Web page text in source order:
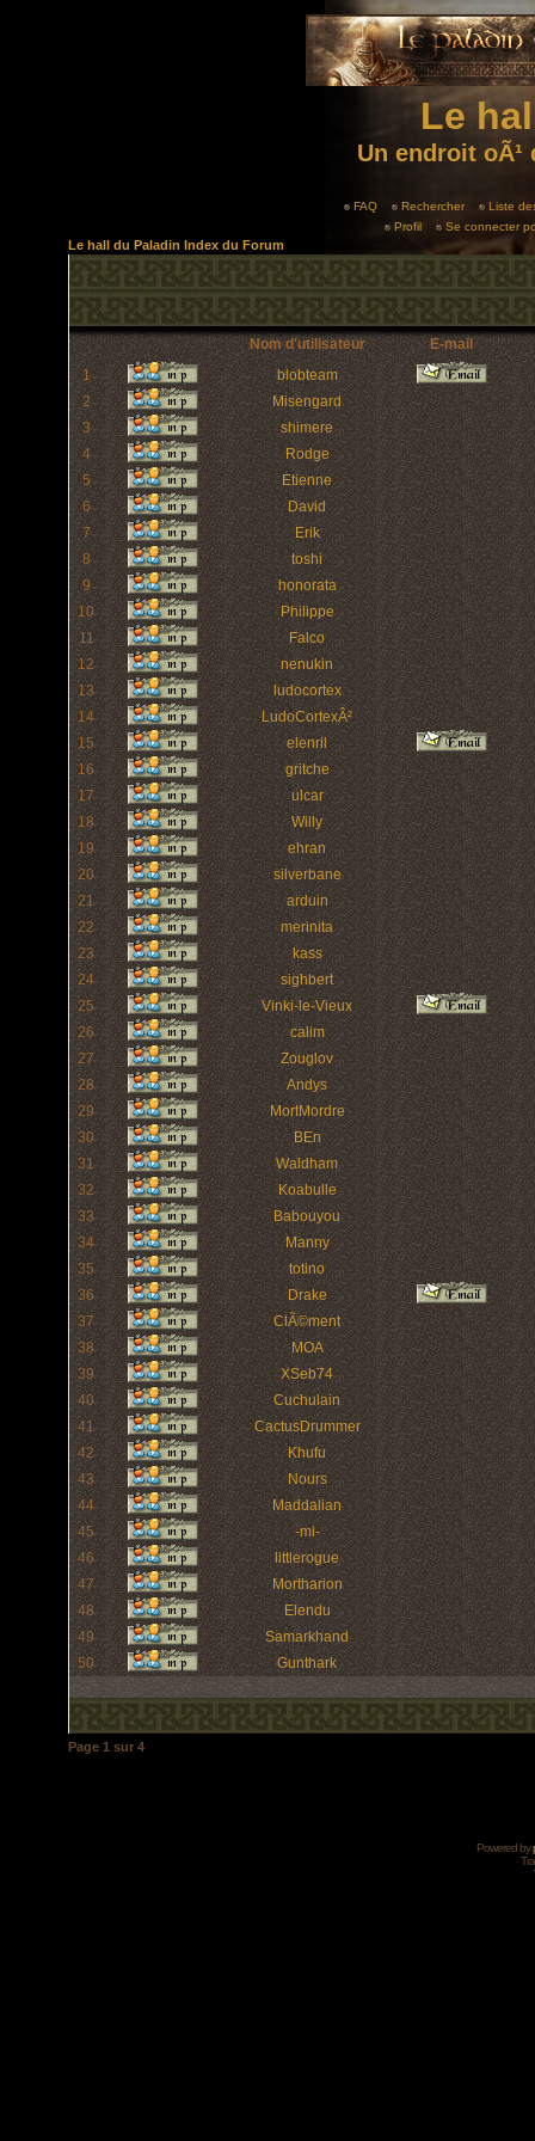
Le
Un endroit
FAQ Rechercher
Liste
Profil
Se connecter
Le hall du Paladin Index du Forum
Nom d'utilisateur
E-mail
1
blobteam
2
Misengard
3
shimere
4
Rodge
5
Etienne
6
David
7
Erik
8
toshi
9
honorata
10
Philippe
11
Falco
12
nenukin
13
ludocortex
14
LudoCortexÂ²
15
elenril
16
gritche
17
ulcar
18
Willy
19
ehran
20
silverbane
21
arduin
22
merinita
23
kass
24
sighbert
25
Vinki-le-Vieux
26
calim
27
Zouglov
28
Andys
29
MortMordre
30
BEn
31
Waldham
32
Koabulle
33
Babouyou
34
Manny
35
totino
36
Drake
37
ClÃ©ment
38
MOA
39
XSeb74
40
Cuchulain
41
CactusDrummer
42
Khufu
43
Nours
44
Maddalian
45
-mi-
46
littlerogue
47
Mortharion
48
Elendu
49
Samarkhand
50
Gunthark
Page 1 sur 4
Powered by